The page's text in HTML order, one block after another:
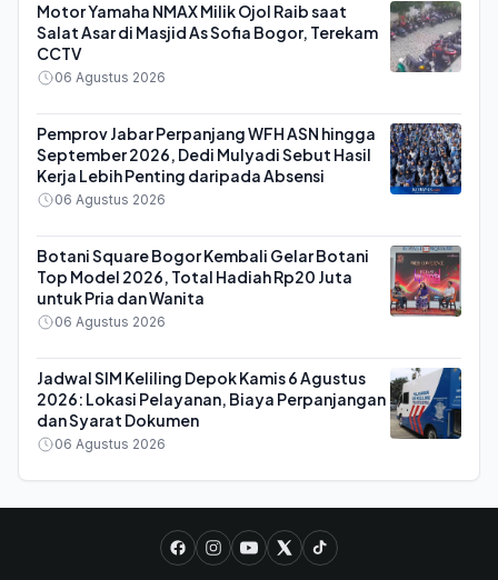
Motor Yamaha NMAX Milik Ojol Raib saat
Salat Asar di Masjid As Sofia Bogor, Terekam
CCTV
06 Agustus 2026
Pemprov Jabar Perpanjang WFH ASN hingga
September 2026, Dedi Mulyadi Sebut Hasil
Kerja Lebih Penting daripada Absensi
06 Agustus 2026
Botani Square Bogor Kembali Gelar Botani
Top Model 2026, Total Hadiah Rp20 Juta
untuk Pria dan Wanita
06 Agustus 2026
Jadwal SIM Keliling Depok Kamis 6 Agustus
2026: Lokasi Pelayanan, Biaya Perpanjangan
dan Syarat Dokumen
06 Agustus 2026